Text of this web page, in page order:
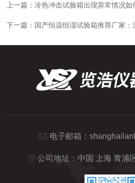
上一篇：冷热冲击试验箱出现异常情况如
下一篇： 国产恒温恒湿试验箱推荐厂家：深
电子邮箱：
公司地址：中国 上海 青浦